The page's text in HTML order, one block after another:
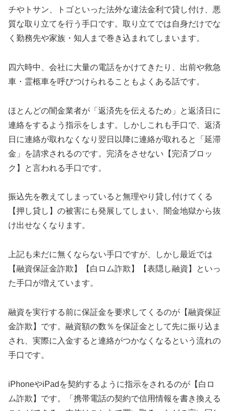
チやトサン、トゴといった法外な違法金利で貸し付け、悪
質な取り立てを行う手口です。取り立てでは自身だけでな
く勤務先や家族・知人まで巻き込まれてしまいます。
四六時中、会社に大量の電話をかけてきたり、出前や救急
車・霊柩車を呼びつけられることもよくある話です。
ほとんどの闇金業者が「返済先を伝えるため」と返済日に
連絡をするよう指示をします。しかしこれも手口で、返済
日に連絡が取れなくなり翌日以降に連絡が取れると「延滞
金」を請求されるのです。完済をさせない【完済ブロッ
ク】と言われる手口です。
振込先を教えてしまっていると無理やり貸し付けてくる
【押し貸し】の被害にも発展してしまい、闇金地獄から抜
け出せなくなります。
上記も未だに無くならない手口ですが、しかし最近では
【融資保証金詐欺】【白ロム詐欺】【表隠し融資】といっ
た手口が増えています。
融資を実行する前に保証金を要求してくるのが【融資保証
金詐欺】です。融資額の数％を保証金として先に振り込ま
され、実際に入金すると連絡がつかなくなるという流れの
手口です。
iPhoneやiPadを契約するように指示をされるのが【白ロ
ム詐欺】です。「携帯電話の契約で信用情報を書き換える